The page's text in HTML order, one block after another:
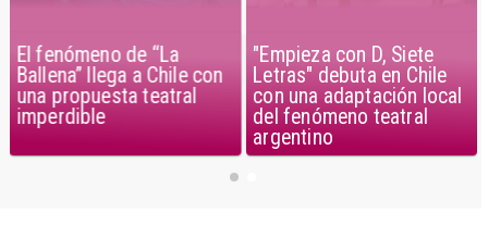
El fenómeno de “La
Ballena” llega a Chile con
una propuesta teatral
imperdible
"Empieza con D, Siete
Letras" debuta en Chile
con una adaptación local
del fenómeno teatral
argentino